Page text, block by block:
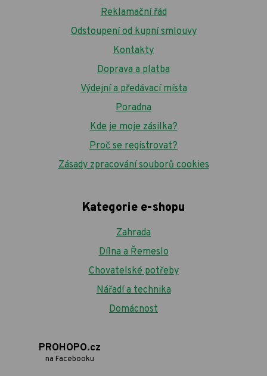
Reklamační řád
Odstoupení od kupní smlouvy
Kontakty
Doprava a platba
Výdejní a předávací místa
Poradna
Kde je moje zásilka?
Proč se registrovat?
Zásady zpracování souborů cookies
Kategorie e-shopu
Zahrada
Dílna a Řemeslo
Chovatelské potřeby
Nářadí a technika
Domácnost
PROHOPO.cz
na Facebooku